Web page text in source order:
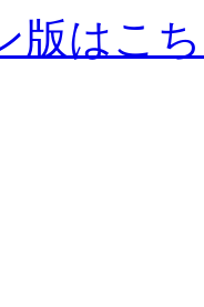
版はこ